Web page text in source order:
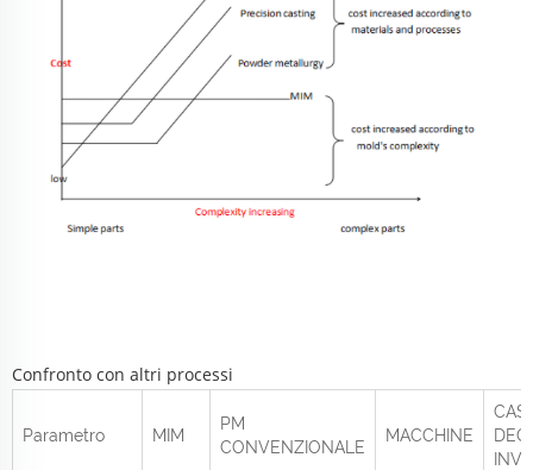
Confronto con altri processi
Parametro MIM
PM
CONVENZIONALE
MACCHINE